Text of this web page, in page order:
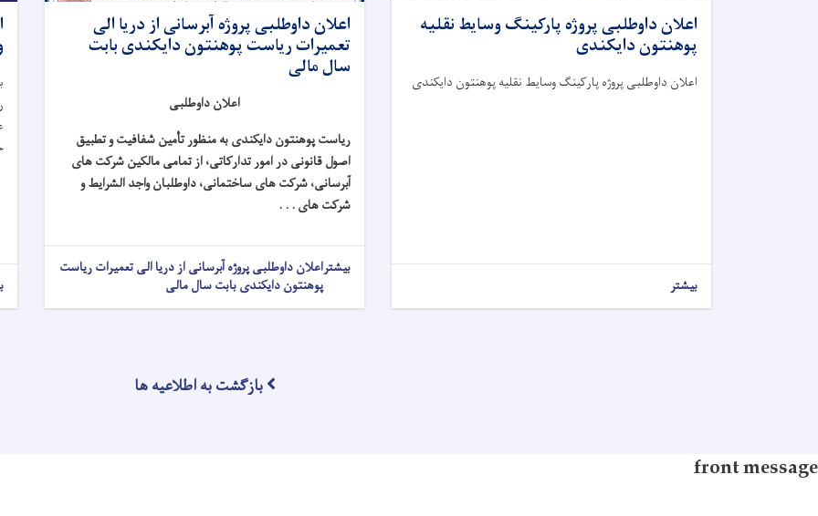
اعلان داوطلبی پروژه پارکینگ وسایط نقلیه
پوهنتون دایکندی
اعلان داوطلبی پروژه پارکینگ وسایط نقلیه پوهنتون دایکندی
بیشتر
اعلان داوطلبی پروژه آبرسانی از دریا الی
تعمیرات ریاست پوهنتون دایکندی بابت
سال مالی
اعلان داوطلبی
ریاست پوهنتون دایکندی به منظور تأمین شفافیت و تطبیق
اصول قانونی در امور تدارکاتی، از تمامی مالکین شرکت های
آبرسانی، شرکت های ساختمانی، داوطلبان واجد الشرایط و
شرکت های . . .
بیشتراعلان داوطلبی پروژه آبرسانی از دریا الی تعمیرات ریاست
پوهنتون دایکندی بابت سال مالی
بازگشت به اطلاعیه ها
front message